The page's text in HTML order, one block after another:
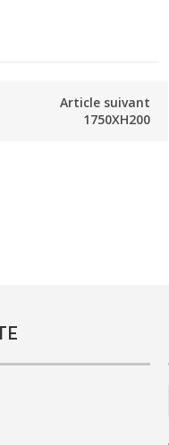
Article suivant
1750XH200